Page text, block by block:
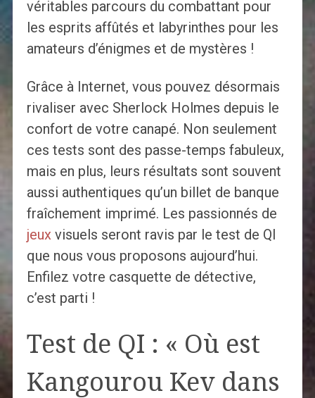
véritables parcours du combattant pour
les esprits affûtés et labyrinthes pour les
amateurs d’énigmes et de mystères !
Grâce à Internet, vous pouvez désormais
rivaliser avec Sherlock Holmes depuis le
confort de votre canapé. Non seulement
ces tests sont des passe-temps fabuleux,
mais en plus, leurs résultats sont souvent
aussi authentiques qu’un billet de banque
fraîchement imprimé. Les passionnés de
jeux visuels seront ravis par le test de QI
que nous vous proposons aujourd’hui.
Enfilez votre casquette de détective,
c’est parti !
Test de QI : « Où est
Kangourou Kev dans